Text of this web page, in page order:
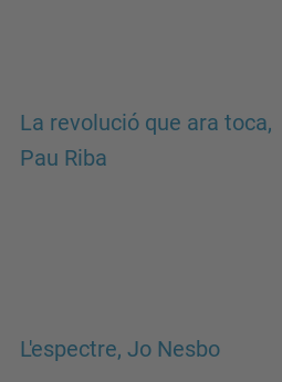
La revolució que ara toca,
Pau Riba
L'espectre, Jo Nesbo